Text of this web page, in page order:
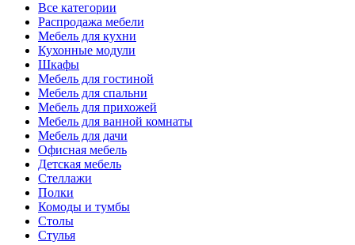
Все категории
Распродажа мебели
Мебель для кухни
Кухонные модули
Шкафы
Мебель для гостиной
Мебель для спальни
Мебель для прихожей
Мебель для ванной комнаты
Мебель для дачи
Офисная мебель
Детская мебель
Стеллажи
Полки
Комоды и тумбы
Столы
Стулья